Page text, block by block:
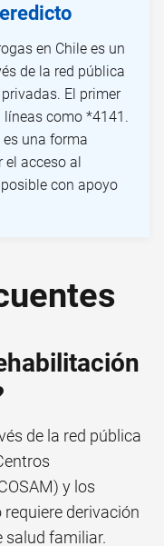
en Chile es un
de la red pública
El primer
como *4141.
una forma
el acceso al
con apoyo
de la red pública
y los
requiere derivación
salud familiar.